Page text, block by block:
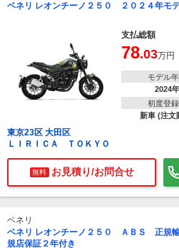
ベネリ レオンチーノ２５０ ２０２４年モ
支払総額
78.03万円
モデル
2024年
初度登
新車 (注文
東京23区 大田区
ＬＩＲＩＣＡ ＴＯＫＹＯ
無料 お見積り/お問合せ
ベネリ
ベネリ レオンチーノ２５０ ＡＢＳ 正規
規店保証２年付き